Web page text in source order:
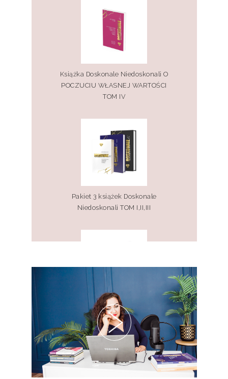
Książka Doskonale Niedoskonali O
POCZUCIU WŁASNEJ WARTOŚCI
TOM IV
Pakiet 3 książek Doskonale
Niedoskonali TOM I,II,III
Pakiet 2 książek Doskonale
Niedoskonali TOM I, II